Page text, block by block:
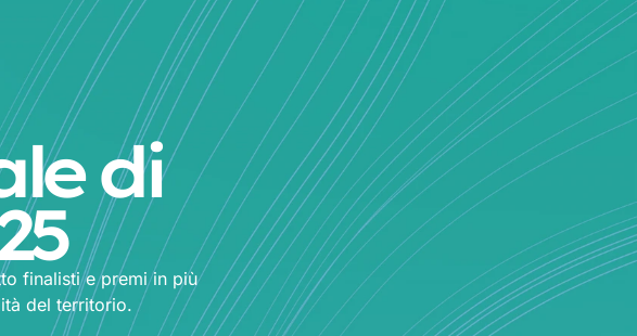
di
finalisti e premi in più
del territorio.